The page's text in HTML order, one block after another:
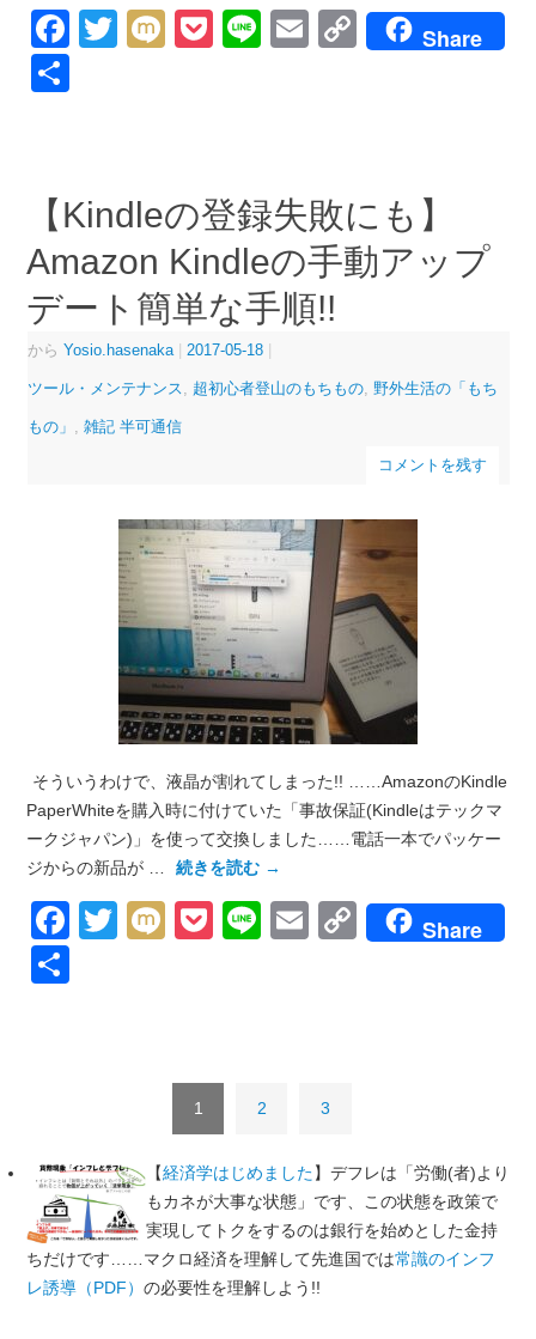
Facebook
Twitter
MixiPocket
LineEmail
CopyShare
共
【Kindleの登録失敗にも】
Amazon Kindleの手動アップ
デート簡単な手順!!
から Yosio.hasenaka 2017-05-18
ツール・メンテナンス 超初心者登山のもちもの, 野外生活の「もち
もの」 雑記 半可通信
コメントを残す
そういうわけで、液晶が割れてしまった!! ……AmazonのKindle
PaperWhiteを購入時に付けていた「事故保証(Kindleはテックマ
ークジャパン)」を使って交換しました……電話一本でパッケー
ジからの新品が …
続きを読む →
Facebook
Twitter
MixiPocket
LineEmailCopyShare
1 2 3
【経済学はじめました】デフレは「労働(者)より
もカネが大事な状態」です、この状態を政策で
実現してトクをするのは銀行を始めとした金持
ちだけです……マクロ経済を理解して先進国では常識のインフ
レ誘導（PDF） の必要性を理解しよう!!